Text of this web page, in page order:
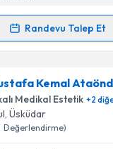
Randevu Talep Et
Talebi
için randevu takvimi
randevu almanız
e-posta ile
Kemal
Medikal Estetik +2
, Üsküdar
Değerlendirme)